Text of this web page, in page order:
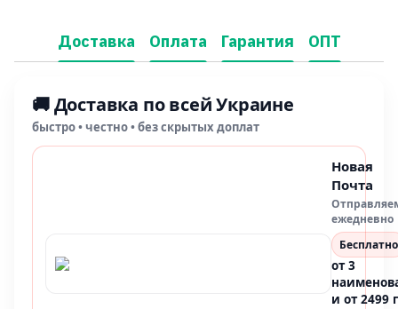
Доставка Оплата Гарантия ОПТ
🚚 Доставка по всей Украине
быстро • честно • без скрытых доплат
Новая
Почта
ежедневно
Бесплатно
от 3
и от 2499